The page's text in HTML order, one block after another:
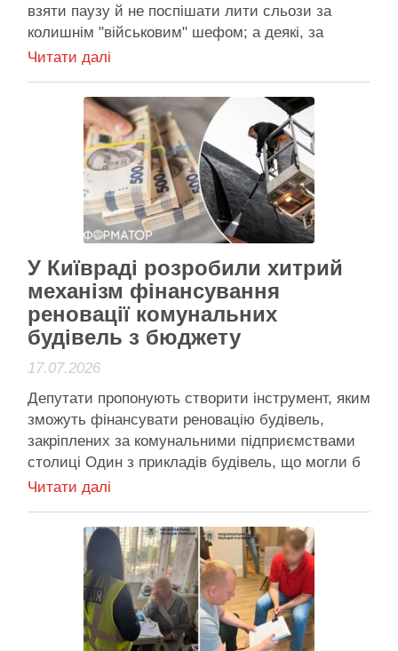
взяти паузу й не поспішати лити сльози за
колишнім "військовим" шефом; а деякі, за
збігом обставин, і взагалі були на заходах із
РДА публічно проігнорували звільнення Тимура
Ткаченка Звістка про відставку голови військової
Читати далі
Активісти району
У Київраді розробили хитрий
механізм фінансування
реновації комунальних
будівель з бюджету
17.07.2026
Депутати пропонують створити інструмент, яким
зможуть фінансувати реновацію будівель,
закріплених за комунальними підприємствами
столиці Один з прикладів будівель, що могли б
отримати кошти на реновацію – це київський
Київрада створює інструмент, яким зможе
фінансувати реновацію будівель, закріплених за
комунальними підприємствами столиці. Це той-
Читати далі